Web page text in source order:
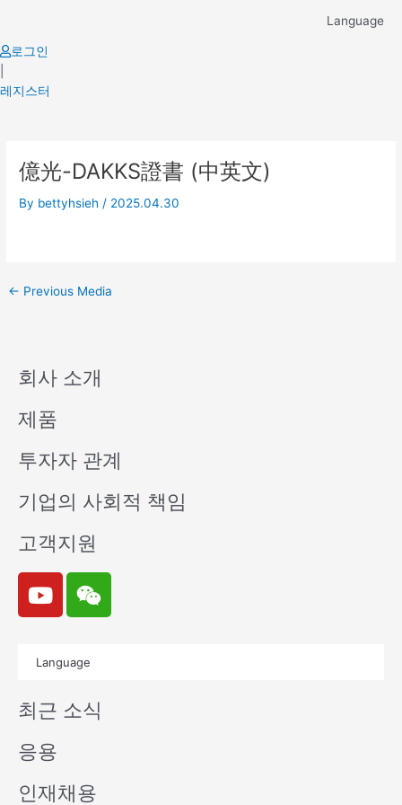
content
Language
로그인
레지스터
億光-DAKKS證書 (中英文)
By bettyhsieh / 2025.04.30
navigation
← Previous Media
회사 소개
제품
투자자 관계
기업의 사회적 책임
고객지원
Y
o
u
e
W
e
i
n
Language
최근 소식
응용
인재채용